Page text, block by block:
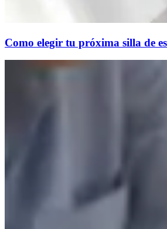
Como elegir tu próxima silla de